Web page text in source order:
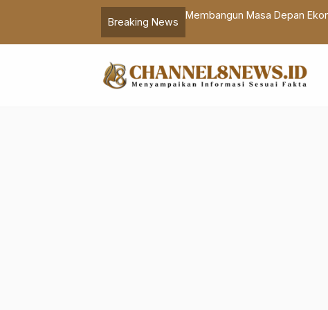
Breaking News
Membangun Masa Depan